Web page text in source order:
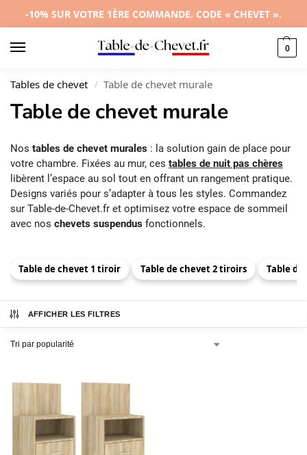
-10% SUR VOTRE 1ÈRE COMMANDE. CODE « CHEVET ».
0
Tables de chevet / Table de chevet murale
Table de chevet murale
Nos tables de chevet murales : la solution gain de place pour
votre chambre. Fixées au mur, ces tables de nuit pas chères
libèrent l’espace au sol tout en offrant un rangement pratique.
Designs variés pour s’adapter à tous les styles. Commandez
sur Table-de-Chevet.fr et optimisez votre espace de sommeil
avec nos chevets suspendus fonctionnels.
Table de chevet 1 tiroir Table de chevet 2 tiroirs Table
AFFICHER LES FILTRES